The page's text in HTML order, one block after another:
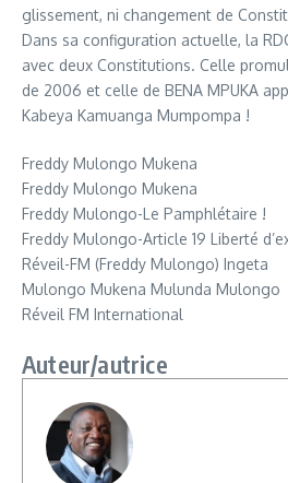
glissement, ni changement de
Dans sa configuration actuelle, la
avec deux Constitutions. Celle
de 2006 et celle de BENA MPUKA
Kabeya Kamuanga Mumpompa !
Freddy Mulongo Mukena
Freddy Mulongo Mukena
Freddy Mulongo-Le Pamphlétaire !
Freddy Mulongo-Article 19 Liberté
Réveil-FM (Freddy Mulongo) Ingeta
Mulongo Mukena Mulunda Mulongo
Réveil FM International
Auteur/autrice